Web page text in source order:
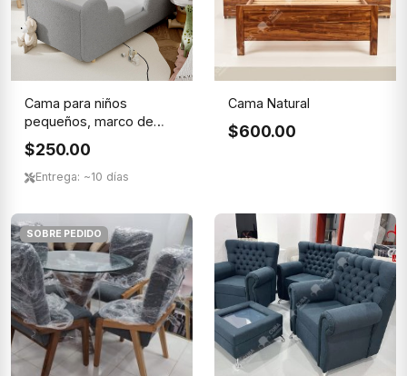
Cama para niños
pequeños, marco de
cama para ni...
$250.00
Entrega: ~10 días
Cama Natural
$600.00
SOBRE PEDIDO